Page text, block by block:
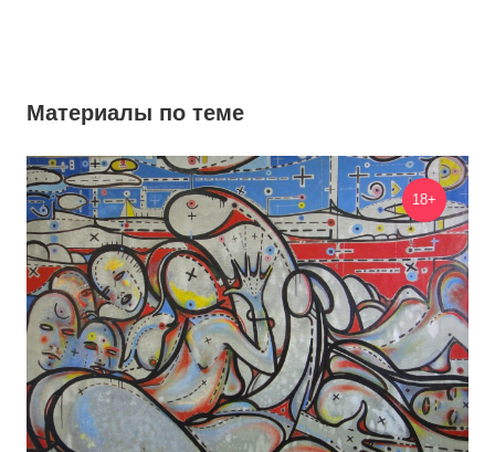
Материалы по теме
18+